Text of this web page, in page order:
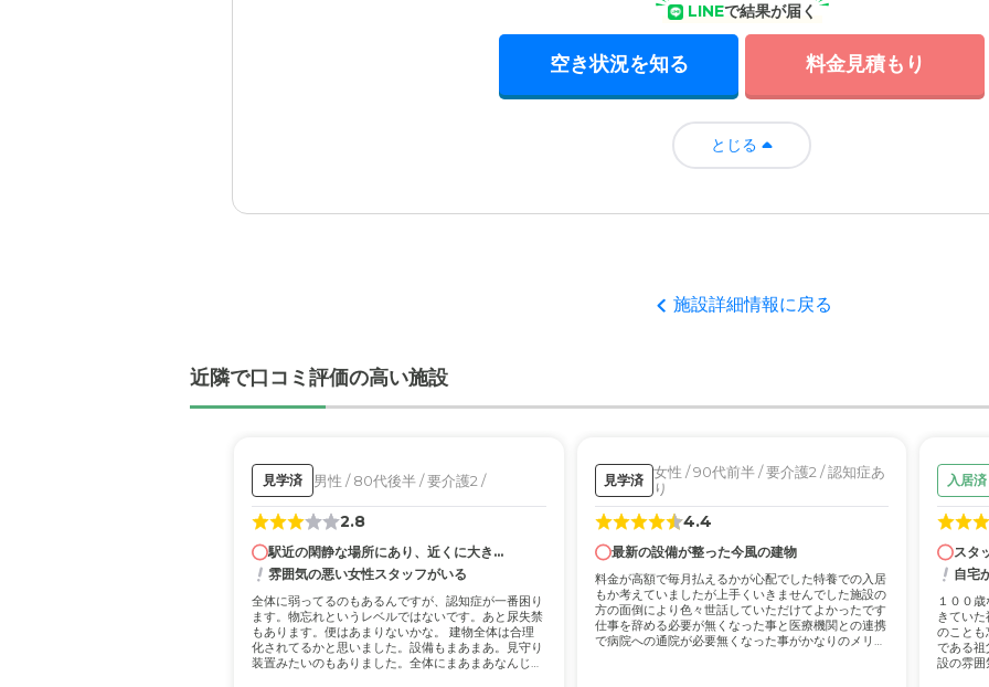
LINEで結果が届く
空き状況を知る 料金見積もり
とじる
施設詳細情報に戻る
近隣で口コミ評価の高い施設
見学済 男性 / 80代後半 / 要介護2 /
2.8
駅近の閑静な場所にあり、近くに大き...
雰囲気の悪い女性スタッフがいる
全体に弱ってるのもあるんですが、認知症が一番困り
ます。物忘れというレベルではないです。あと尿失禁
もあります。便はあまりないかな。 建物全体は合理
化されてるかと思いました。設備もまあまあ。見守り
装置みたいのもありました。全体にまあまあなんじゃ
見学済
女性 / 90代前半 / 要介護2 / 認知症あ
り
4.4
最新の設備が整った今風の建物
料金が高額で毎月払えるかが心配でした特養での入居
もか考えていましたが上手くいきませんでした施設の
方の面倒により色々世話していただけてよかったです
仕事を辞める必要が無くなった事と医療機関との連携
で病院への通院が必要無くなった事がかなりのメリッ
入居済
スタ
自宅
１００
きてい
のこと
である
設の雰囲